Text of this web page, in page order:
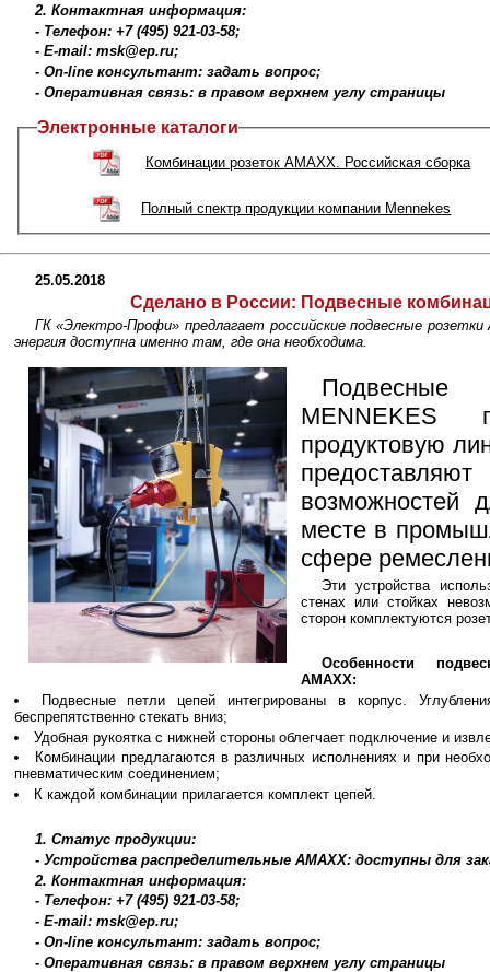
2. Контактная информация:
- Телефон: +7 (495) 921-03-58;
- E-mail: msk@ep.ru;
- On-line консультант: задать вопрос;
- Оперативная связь: в правом верхнем углу страницы
Электронные каталоги
Комбинации розеток AMAXX. Российская сборка
Полный спектр продукции компании Mennekes
25.05.2018
Сделано в России: Подвесные
ГК «Электро-Профи» предлагает российские подвесные
энергия доступна именно там, где она необходима.
Подвесные
MENNEKES
продуктовую
возможностей
месте в
сфере
Эти устройства
стенах или стойках
сторон комплектуются
Особенности
AMAXX:
Подвесные петли цепей интегрированы в корпус.
беспрепятственно стекать вниз;
Удобная рукоятка с нижней стороны облегчает подключение и
Комбинации предлагаются в различных исполнениях и при
пневматическим соединением;
К каждой комбинации прилагается комплект цепей.
1. Статус продукции:
- Устройства распределительные АМАХХ: доступны для
2. Контактная информация:
- Телефон: +7 (495) 921-03-58;
- E-mail: msk@ep.ru;
- On-line консультант: задать вопрос;
- Оперативная связь: в правом верхнем углу страницы